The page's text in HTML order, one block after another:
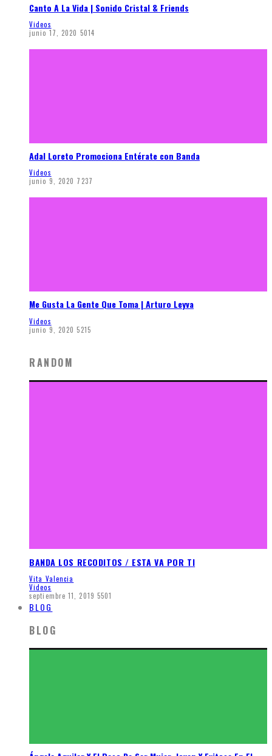
Canto A La Vida | Sonido Cristal & Friends
Videos
junio 17, 2020 5014
Adal Loreto Promociona Entérate con Banda
Videos
junio 9, 2020 7237
Me Gusta La Gente Que Toma | Arturo Leyva
Videos
junio 9, 2020 5215
RANDOM
BANDA LOS RECODITOS / ESTA VA POR TI
Vita Valencia
Videos
septiembre 11, 2019 5501
BLOG
BLOG